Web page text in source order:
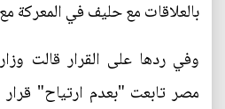
بالعلاقات مع حليف في المعركة
وفي ردها على القرار قالت
مصر تابعت "بعدم ارتياح"